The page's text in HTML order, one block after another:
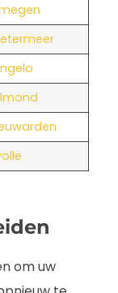
om uw